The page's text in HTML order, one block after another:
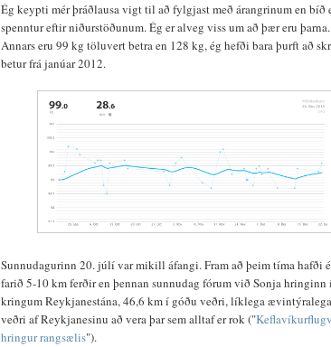
Ég keypti mér þráðlausa vigt til að fylgjast með árangrinum en bíð
spenntur eftir niðurstöðunum. Ég er alveg viss um að þær eru
Annars eru 99 kg töluvert betra en 128 kg, ég hefði bara þurft að
betur frá janúar 2012.
Sunnudagurinn 20. júlí var mikill áfangi. Fram að þeim tíma hafði
farið 5-10 km ferðir en þennan sunnudag fórum við Sonja hringinn
kringum Reykjanestána, 46,6 km í góðu veðri, líklega
veðri af Reykjanesinu að vera þar sem alltaf er rok ("
hringur rangsælis").